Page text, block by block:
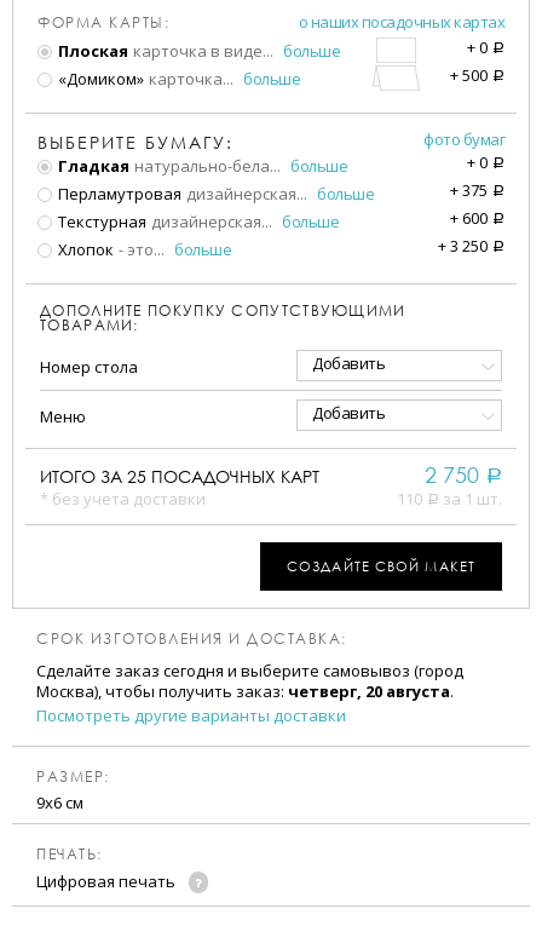
ФОРМА КАРТЫ:
о наших посадочных картах
Плоская карточка в виде... больше +0 a
«Домиком» карточка... больше +500 a
ВЫБЕРИТЕ БУМАГУ:
фото бумаг
Гладкая натурально-бела... больше +0 a
Перламутровая дизайнерская... больше +375 a
Текстурная дизайнерская... больше +600 a
Хлопок - это... больше +3 250 a
ДОПОЛНИТЕ ПОКУПКУ СОПУТСТВУЮЩИМИ
ТОВАРАМИ:
Номер стола Добавить
Меню Добавить
ИТОГО ЗА 25 ПОСАДОЧНЫХ КАРТ
* без учета доставки
2 750 a
110 a за 1 шт.
СОЗДАЙТЕ СВОЙ МАКЕТ
СРОК ИЗГОТОВЛЕНИЯ И ДОСТАВКА:
Сделайте заказ сегодня и выберите самовывоз (город
Москва), чтобы получить заказ: четверг, 20 августа.
Посмотреть другие варианты доставки
РАЗМЕР:
9х6 см
ПЕЧАТЬ:
Цифровая печать